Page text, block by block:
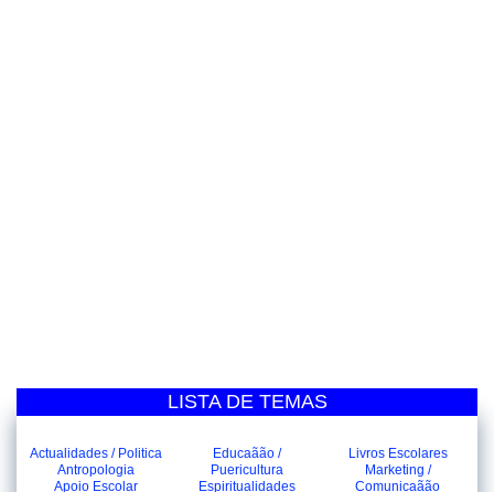
LISTA DE TEMAS
Actualidades / Politica
Antropologia
Apoio Escolar
Educaãão /
Puericultura
Espiritualidades
Livros Escolares
Marketing /
Comunicaãão